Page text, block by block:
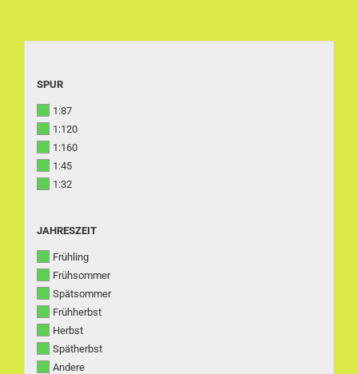
SPUR
SPUR
1:87
1:120
1:160
1:45
1:32
JAHRESZEIT
JAHRESZEIT
Frühling
Frühsommer
Spätsommer
Frühherbst
Herbst
Spätherbst
Andere